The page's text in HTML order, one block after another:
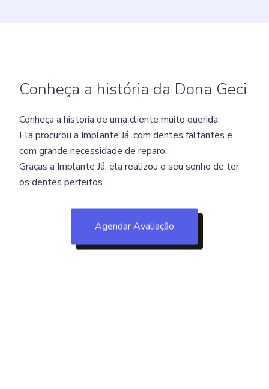
Conheça a história da Dona Geci
Conheça a historia de uma cliente muito querida.
Ela procurou a Implante Já, com dentes faltantes e
com grande necessidade de reparo.
Graças a Implante Já, ela realizou o seu sonho de ter
os dentes perfeitos.
Agendar Avaliação